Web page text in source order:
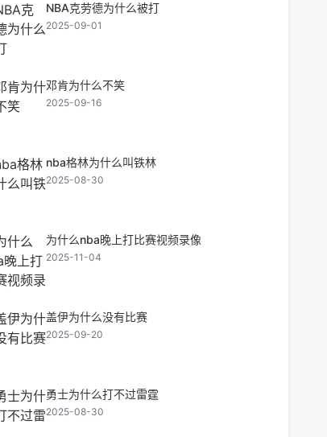
NBA克劳德为什么被打
2025-09-01
邓肯为什么不笑
2025-09-16
nba格林为什么叫铁林
2025-08-30
为什么nba晚上打比赛视频录像
2025-11-04
盖伊为什么没有比赛
2025-09-20
勇士为什么打不过雷霆
2025-08-30